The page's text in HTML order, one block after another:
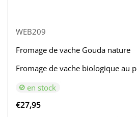
WEB209
Fromage de vache Gouda nature
Fromage de vache biologique au
en stock
€27,95